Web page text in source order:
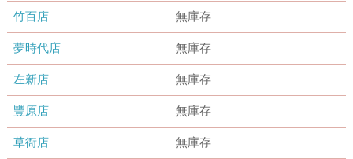
竹百店 無庫存
夢時代店 無庫存
左新店 無庫存
豐原店 無庫存
草衙店 無庫存